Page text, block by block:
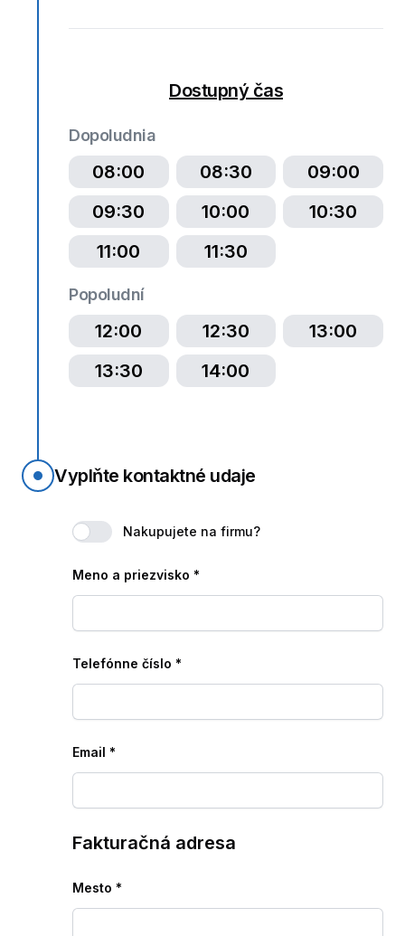
Dostupný čas
Dopoludnia
08:00 08:30
09:00
09:30
10:00
10:30
11:00
11:30
Popoludní
12:00 12:30
13:00
13:30
14:00
Vyplňte kontaktné udaje
Nakupujete na firmu?
Meno a priezvisko *
Telefónne číslo *
Email *
Fakturačná adresa
Mesto *